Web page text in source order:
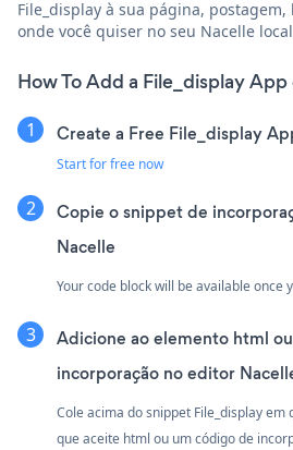
File_display à sua página,
onde você quiser no seu Nacelle
How To Add a File_display
Create a Free File_display
Start for free now
Copie o snippet de
Nacelle
Your code block will be available once
Adicione ao elemento html
incorporação no editor
Cole acima do snippet File_display
que aceite html ou um código de